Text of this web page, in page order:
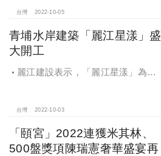
價穩穩站上3字頭，如今藍線利多為房
價行情與買氣再添支撐力道。
台灣 2022-10-05
青埔水岸建築「麗江星漾」盛
大開工
麗江建設表示，「麗江星漾」為公
不少建商拼命想要擠進商業搖滾區，
但麗江卻是選擇了臨新街溪首排的這
塊基地。
台灣 2022-10-03
「頤宮」2022連獲米其林、
500盤獎項陳瑞憲奢華盛宴再